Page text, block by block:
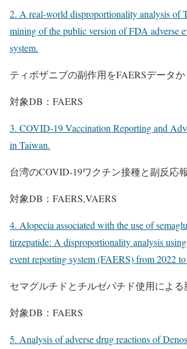
2. A real-world disproportionality analysis of
mining of the public version of FDA adverse
system.
ティボザニブの副作用をFAERSデータ
対象DB：FAERS
3. COVID-19 Vaccination Reporting and
in Taiwan.
台湾のCOVID-19ワクチン接種と副反応
対象DB：FAERS,VAERS
4. Alopecia associated with the use of
tirzepatide: A disproportionality analysis
event reporting system (FAERS) from 2022
セマグルチドとチルゼパチド使用によ
対象DB：FAERS
5. Analysis of adverse drug reactions of